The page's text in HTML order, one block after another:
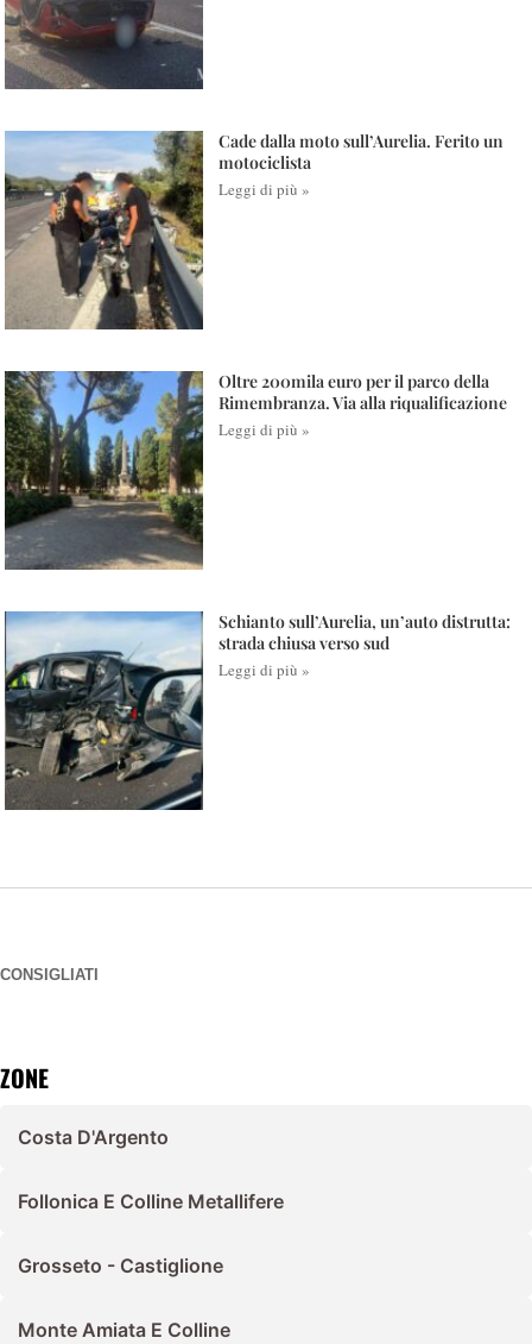
Cade dalla moto sull’Aurelia. Ferito un
motociclista
Leggi di più »
Oltre 200mila euro per il parco della
Rimembranza. Via alla riqualificazione
Leggi di più »
Schianto sull’Aurelia, un’auto distrutta:
strada chiusa verso sud
Leggi di più »
CONSIGLIATI
ZONE
Costa D'Argento
Follonica E Colline Metallifere
Grosseto - Castiglione
Monte Amiata E Colline